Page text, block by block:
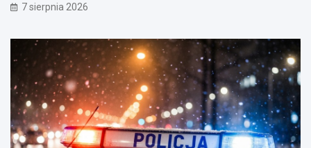
7 sierpnia 2026